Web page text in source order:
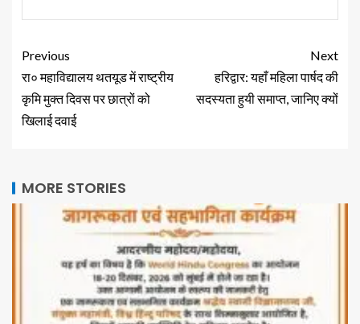
Previous
रा० महाविद्यालय थतयूड में राष्ट्रीय
कृमि मुक्त दिवस पर छात्रों को
खिलाई दवाई
Next
हरिद्वार: यहाँ महिला पार्षद की
सदस्यता हुयी समाप्त, जानिए क्यों
MORE STORIES